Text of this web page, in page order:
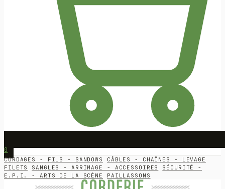
0
CORDAGES - FILS - SANDOWS
CÂBLES - CHAÎNES - LEVAGE
FILETS
SANGLES - ARRIMAGE - ACCESSOIRES
SÉCURITÉ -
E.P.I. - ARTS DE LA SCÈNE
PAILLASSONS